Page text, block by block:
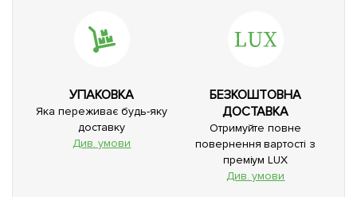
УПАКОВКА
Яка переживає будь-яку
доставку
Див. умови
БЕЗКОШТОВНА
ДОСТАВКА
Отримуйте повне
повернення вартості з
преміум LUX
Див. умови